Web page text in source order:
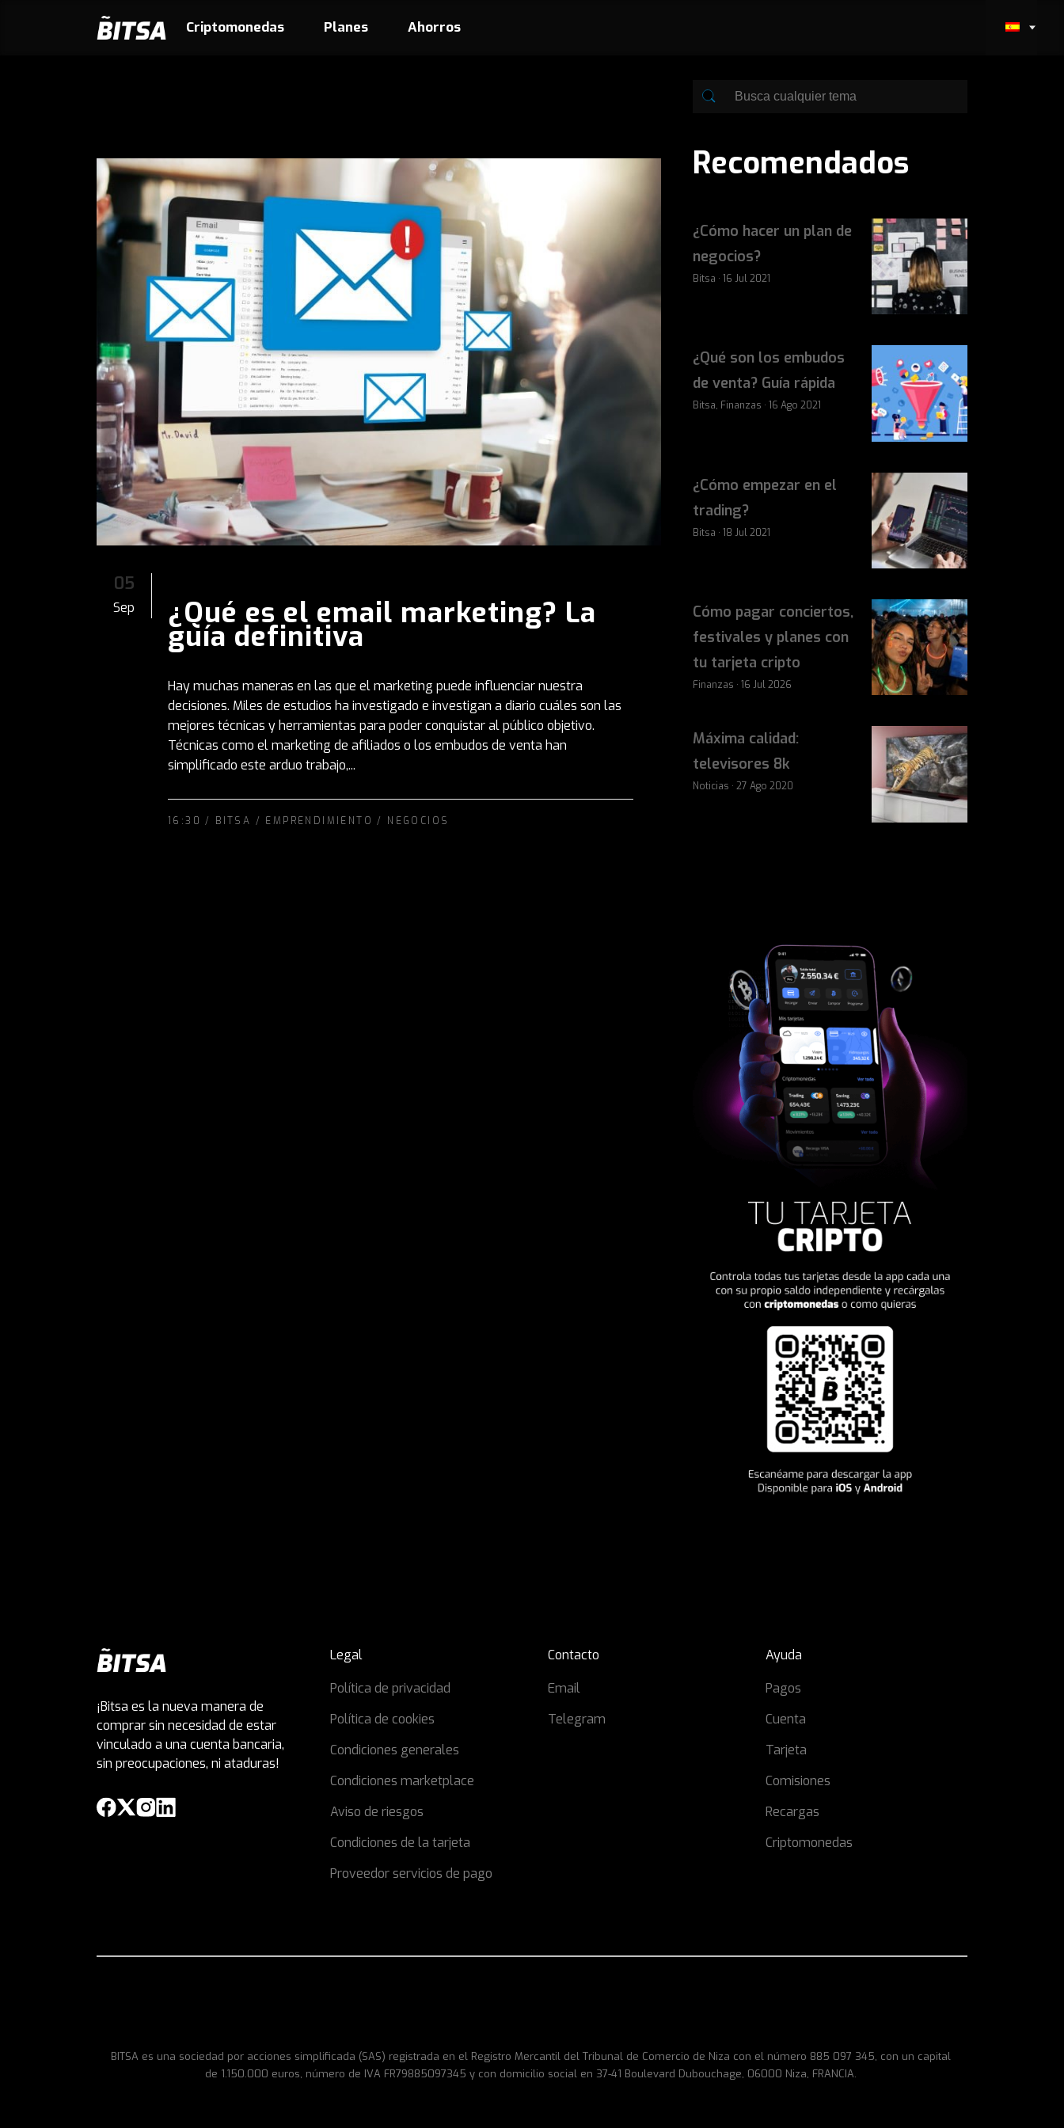
Criptomonedas Planes Ahorros
05
Sep ¿Qué es el email marketing? La
guía definitiva
Hay muchas maneras en las que el marketing puede influenciar nuestra
decisiones. Miles de estudios ha investigado e investigan a diario cuáles son las
mejores técnicas y herramientas para poder conquistar al público objetivo.
Técnicas como el marketing de afiliados o los embudos de venta han
simplificado este arduo trabajo,...
16:30 / BITSA / EMPRENDIMIENTO / NEGOCIOS
Recomendados
¿Cómo hacer un plan de
negocios?
Bitsa · 16 Jul 2021
¿Qué son los embudos
de venta? Guía rápida
Bitsa, Finanzas · 16 Ago 2021
¿Cómo empezar en el
trading?
Bitsa · 18 Jul 2021
Cómo pagar conciertos,
festivales y planes con
tu tarjeta cripto
Finanzas · 16 Jul 2026
Máxima calidad:
televisores 8k
Noticias · 27 Ago 2020
¡Bitsa es la nueva manera de
comprar sin necesidad de estar
vinculado a una cuenta bancaria,
sin preocupaciones, ni ataduras!
Legal
Política de privacidad
Política de cookies
Condiciones generales
Condiciones marketplace
Aviso de riesgos
Condiciones de la tarjeta
Proveedor servicios de pago
Contacto
Email
Telegram
Ayuda
Pagos
Cuenta
Tarjeta
Comisiones
Recargas
Criptomonedas
BITSA es una sociedad por acciones simplificada (SAS) registrada en el Registro Mercantil del Tribunal de Comercio de Niza con el número 885 097 345, con un capital
de 1.150.000 euros, número de IVA FR79885097345 y con domicilio social en 37-41 Boulevard Dubouchage, 06000 Niza, FRANCIA.